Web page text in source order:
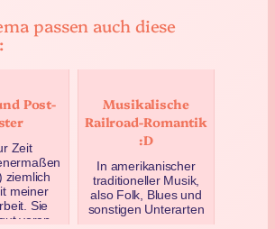
passen auch diese
Post-
Zeit
ziemlich
meiner
Sie
voran,
Musikalische
Railroad-Romantik
:D
In amerikanischer
traditioneller Musik,
also Folk, Blues und
sonstigen Unterarten